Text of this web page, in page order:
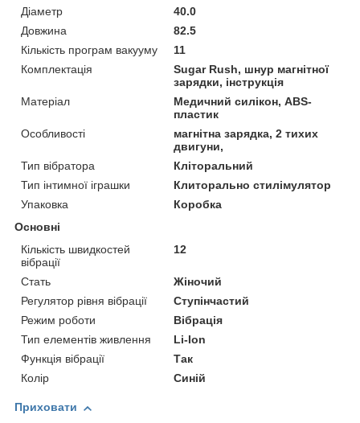
Діаметр
40.0
Довжина
82.5
Кількість програм вакууму
11
Комплектація
Sugar Rush, шнур магнітної
зарядки, інструкція
Матеріал
Медичний силікон, ABS-
пластик
Особливості
магнітна зарядка, 2 тихих
двигуни,
Тип вібратора
Кліторальний
Тип інтимної іграшки
Клиторально стилімулятор
Упаковка
Коробка
Основні
Кількість швидкостей
вібрації
12
Стать
Жіночий
Регулятор рівня вібрації
Ступінчастий
Режим роботи
Вібрація
Тип елементів живлення
Li-Ion
Функція вібрації
Так
Колір
Синій
Приховати